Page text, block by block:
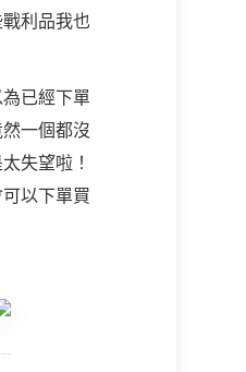
利品我也
已經下單
一個都沒
失望啦！
以下單買